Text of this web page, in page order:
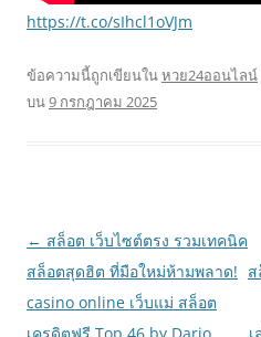
https://t.co/sIhcl1oVJm
ข้อความนี้ถูกเขียนในหวย24ออนไลน์
บน9 กรกฎาคม 2025
เมนู
นำทาง
เรื่อง
← สล็อต เว็บไซต์ตรง รวมเทคนิค
สล็อตสุดฮิต ที่มือใหม่ห้ามพลาด!
casino online เว็บแม่ สล็อต